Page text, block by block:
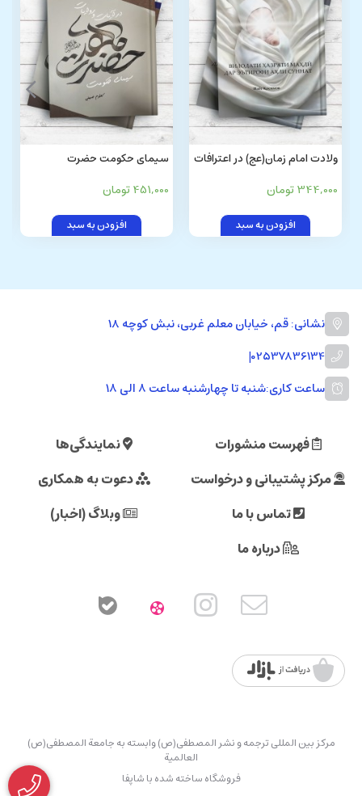
ولادت امام زمان(عج) در اعترافات
344,000 تومان
افزودن به سبد
سیمای حکومت حضرت
451,000 تومان
افزودن به سبد
نشانی: قم، خیابان معلم غربی، نبش کوچه 18
02537836134
|
ساعت کاری:شنبه تا چهارشنبه ساعت ۸ الی ۱۸
فهرست منشورات
نمایندگی‌ها
مرکز پشتیبانی و درخواست
دعوت به همکاری
تماس با ما
وبلاگ (اخبار)
درباره ما
مرکز بین المللی ترجمه و نشر المصطفی(ص) وابسته به جامعة المصطفی(ص)
العالمیة
فروشگاه ساخته شده با شاپفا